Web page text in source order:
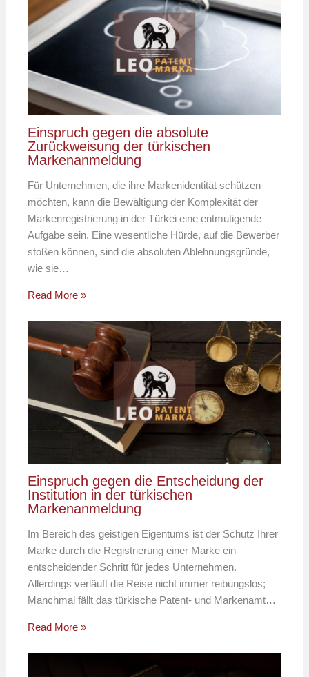
Einspruch gegen die absolute
Zurückweisung der türkischen
Markenanmeldung
Für Unternehmen, die ihre Markenidentität schützen
möchten, kann die Bewältigung der Komplexität der
Markenregistrierung in der Türkei eine entmutigende
Aufgabe sein. Eine wesentliche Hürde, auf die Bewerber
stoßen können, sind die absoluten Ablehnungsgründe,
wie sie…
Read More »
Einspruch gegen die Entscheidung der
Institution in der türkischen
Markenanmeldung
Im Bereich des geistigen Eigentums ist der Schutz Ihrer
Marke durch die Registrierung einer Marke ein
entscheidender Schritt für jedes Unternehmen.
Allerdings verläuft die Reise nicht immer reibungslos;
Manchmal fällt das türkische Patent- und Markenamt…
Read More »